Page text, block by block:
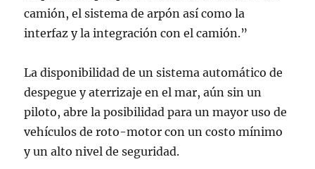
camión, el sistema de arpón así como la
interfaz y la integración con el camión.”
La disponibilidad de un sistema automático de
despegue y aterrizaje en el mar, aún sin un
piloto, abre la posibilidad para un mayor uso de
vehículos de roto-motor con un costo mínimo
y un alto nivel de seguridad.